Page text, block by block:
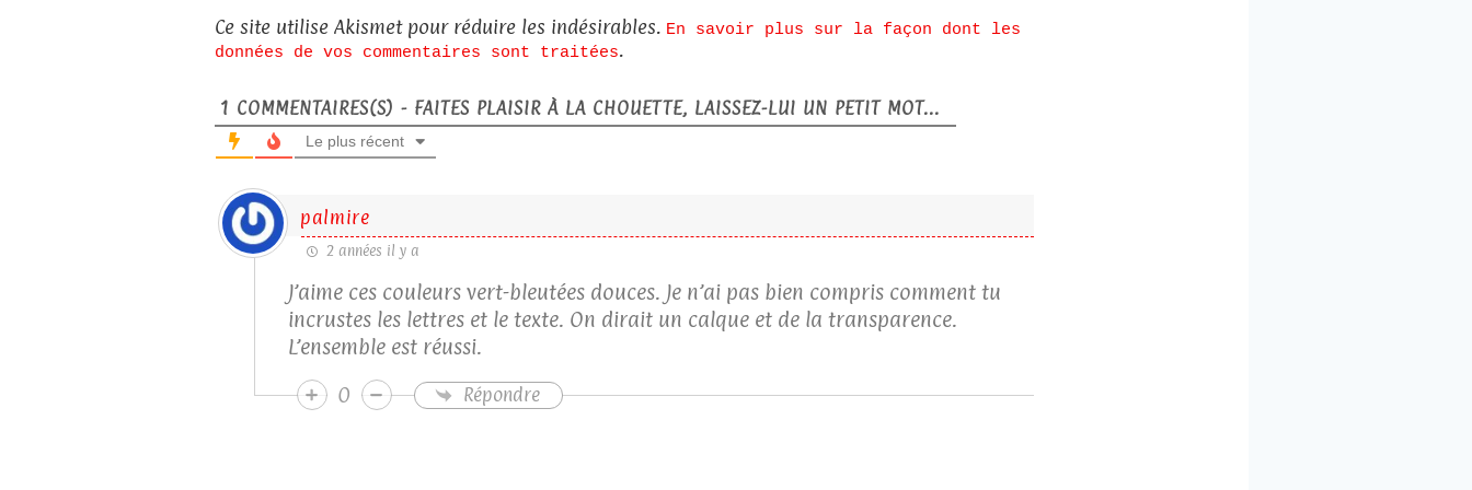
Ce site utilise Akismet pour réduire les indésirables. En savoir plus sur la façon dont les
données de vos commentaires sont traitées.
1 COMMENTAIRES(S) - FAITES PLAISIR À LA CHOUETTE, LAISSEZ-LUI UN PETIT MOT...
Le plus récent
palmire
2 années il y a
J’aime ces couleurs vert-bleutées douces. Je n’ai pas bien compris comment tu
incrustes les lettres et le texte. On dirait un calque et de la transparence.
L’ensemble est réussi.
0
Répondre